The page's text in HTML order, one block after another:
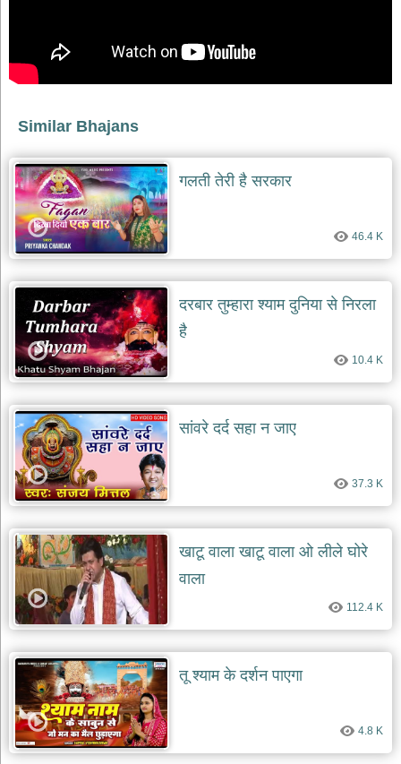
गुरुदेव
भजन
भजन
miscellaneous
bhajans
विष्णु
भजन
vishnu
bhajans
बाबा
बालक
नाथ
भजन
baba
balak
देश
भक्ति
भजन
patriotic
bhajans
खाटू
श्याम
भजन
khatu
shaym
bhajans
रानी
सती
दादी
भजन
rani
sati
dadi
bhajans
Similar Bhajans
गलती तेरी है सरकार
46.4 K
दरबार तुम्हारा श्याम दुनिया से निरला
है
10.4 K
सांवरे दर्द सहा न जाए
37.3 K
खाटू वाला खाटू वाला ओ लीले घोरे
वाला
112.4 K
तू श्याम के दर्शन पाएगा
4.8 K